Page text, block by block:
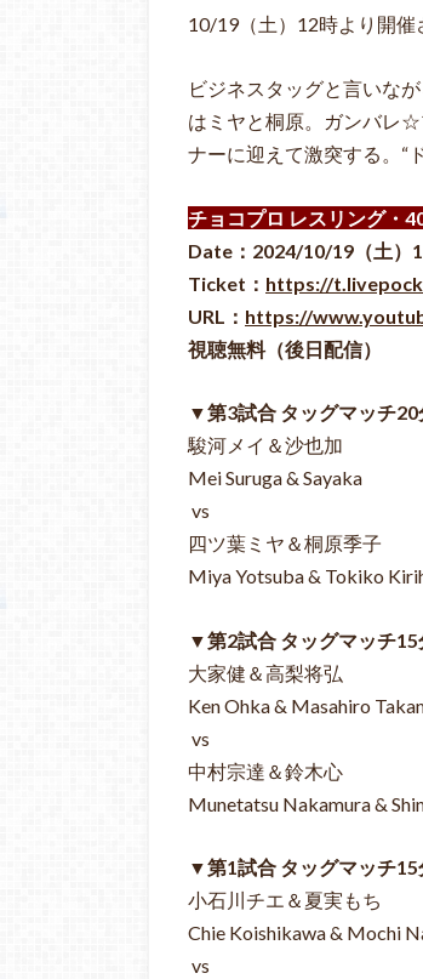
10/19（土）12時より開催
ビジネスタッグと言いな
はミヤと桐原。ガンバレ☆
ナーに迎えて激突する。“
チョコプロ レスリング・
Date：2024/10/19（土）
Ticket： https://
URL： https://
視聴無料（後日配信）
▼第3試合 タッグマッチ20
駿河メイ＆沙也加
Mei Suruga & Sayaka
vs
四ツ葉ミヤ＆桐原季子
Miya Yotsuba & Tokiko
▼第2試合 タッグマッチ15
大家健＆高梨将弘
Ken Ohka & Masahiro
vs
中村宗達＆鈴木心
Munetatsu Nakamura &
▼第1試合 タッグマッチ15
小石川チエ＆夏実もち
Chie Koishikawa & Mochi
vs